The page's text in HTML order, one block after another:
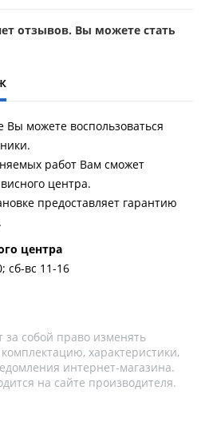
отзывов. Вы можете стать
можете воспользоваться
работ Вам сможет
центра.
предоставляет гарантию
центра
сб-вс 11-16
за собой право изменять
характеристики,
интернет-магазина.
на сайте производителя.